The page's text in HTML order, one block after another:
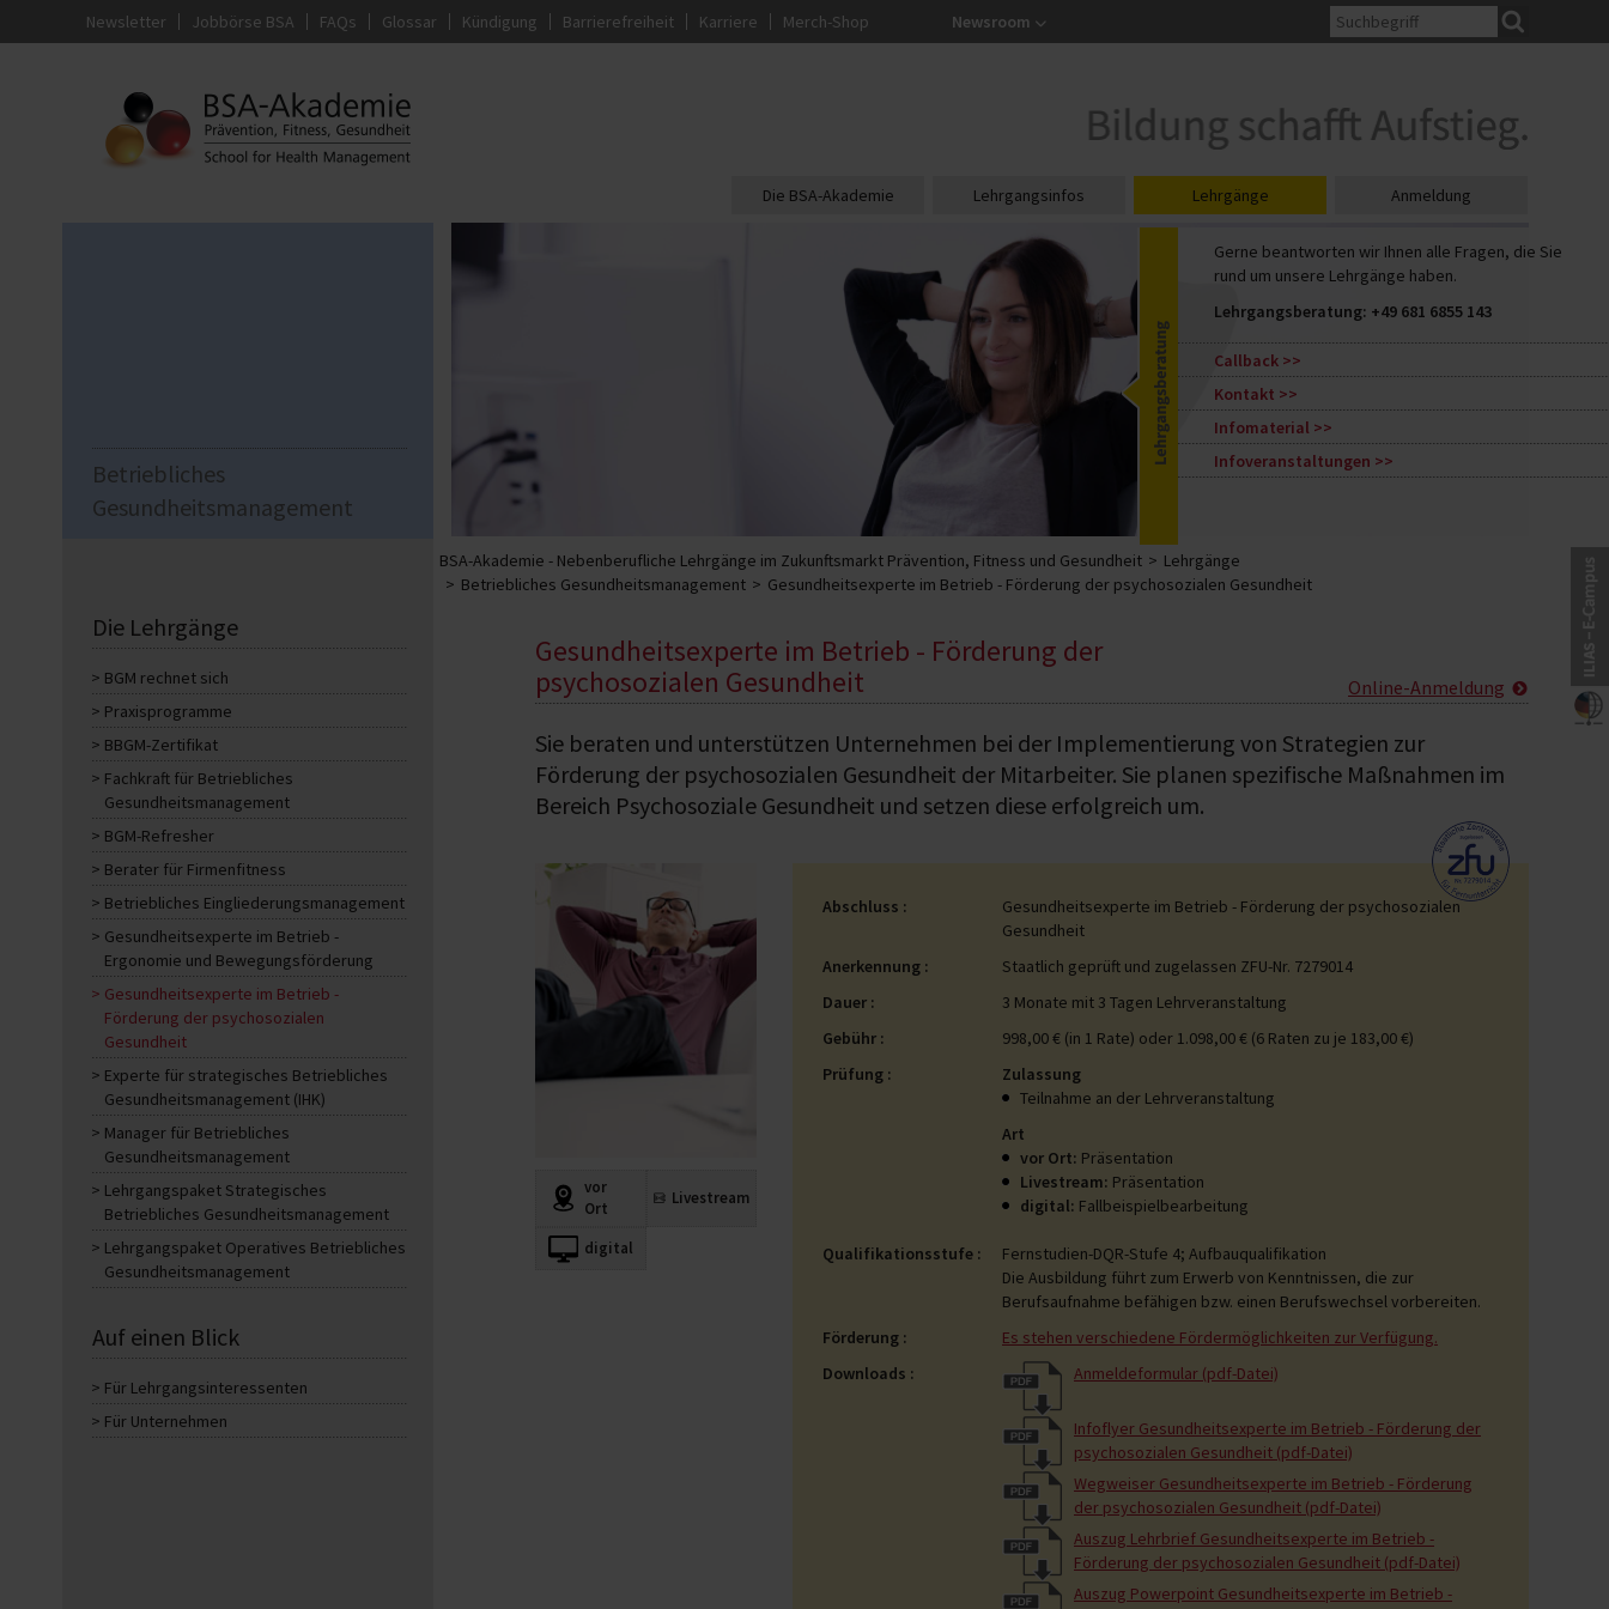
Gerne beantworten wir Ihnen alle Fragen, die Sie
rund um unsere Lehrgänge haben.
Lehrgangsberatung: +49 681 6855 143
Callback
Kontakt
Infomaterial
Infoveranstaltungen
Newsletter Jobbörse BSA FAQs Glossar Kündigung Barrierefreiheit Karriere Merch-Shop Newsroom
Die BSA-Akademie Lehrgangsinfos Lehrgänge Anmeldung
Betriebliches
Gesundheitsmanagement
Die Lehrgänge
BGM rechnet sich
Praxisprogramme
BBGM-Zertifikat
Fachkraft für Betriebliches
Gesundheitsmanagement
BGM-Refresher
Berater für Firmenfitness
Betriebliches Eingliederungsmanagement
Gesundheitsexperte im Betrieb -
Ergonomie und Bewegungsförderung
Gesundheitsexperte im Betrieb -
Förderung der psychosozialen
Gesundheit
Experte für strategisches Betriebliches
Gesundheitsmanagement (IHK)
Manager für Betriebliches
Gesundheitsmanagement
Lehrgangspaket Strategisches
Betriebliches Gesundheitsmanagement
Lehrgangspaket Operatives Betriebliches
Gesundheitsmanagement
Auf einen Blick
Für Lehrgangsinteressenten
Für Unternehmen
BSA-Akademie - Nebenberufliche Lehrgänge im Zukunftsmarkt Prävention, Fitness und Gesundheit
Lehrgänge
Betriebliches Gesundheitsmanagement
Gesundheitsexperte im Betrieb - Förderung der psychosozialen Gesundheit
Gesundheitsexperte im Betrieb - Förderung der
psychosozialen Gesundheit
Online-Anmeldung
Sie beraten und unterstützen Unternehmen bei der Implementierung von Strategien zur
Förderung der psychosozialen Gesundheit der Mitarbeiter. Sie planen spezifische Maßnahmen im
Bereich Psychosoziale Gesundheit und setzen diese erfolgreich um.
vor
Ort
Livestream
digital
Abschluss
Gesundheitsexperte im Betrieb - Förderung der psychosozialen
Gesundheit
Anerkennung
Staatlich geprüft und zugelassen ZFU-Nr. 7279014
Dauer
3 Monate mit 3 Tagen Lehrveranstaltung
Gebühr
998,00 € (in 1 Rate) oder 1.098,00 € (6 Raten zu je 183,00 €)
Prüfung
Zulassung
Teilnahme an der Lehrveranstaltung
Art
vor Ort: Präsentation
Livestream: Präsentation
digital: Fallbeispielbearbeitung
Qualifikationsstufe
Fernstudien-DQR-Stufe 4; Aufbauqualifikation
Die Ausbildung führt zum Erwerb von Kenntnissen, die zur
Berufsaufnahme befähigen bzw. einen Berufswechsel vorbereiten.
Förderung
Es stehen verschiedene Fördermöglichkeiten zur Verfügung.
Downloads
Anmeldeformular (pdf-Datei)
Infoflyer Gesundheitsexperte im Betrieb - Förderung der
psychosozialen Gesundheit (pdf-Datei)
Wegweiser Gesundheitsexperte im Betrieb - Förderung
der psychosozialen Gesundheit (pdf-Datei)
Auszug Lehrbrief Gesundheitsexperte im Betrieb -
Förderung der psychosozialen Gesundheit (pdf-Datei)
Auszug Powerpoint Gesundheitsexperte im Betrieb -